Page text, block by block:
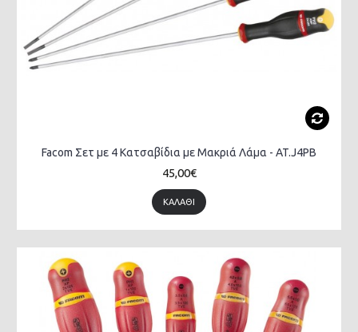
Facom Σετ με 4 Κατσαβίδια με Μακριά Λάμα - AT.J4PB
45,00€
ΚΑΛΆΘΙ